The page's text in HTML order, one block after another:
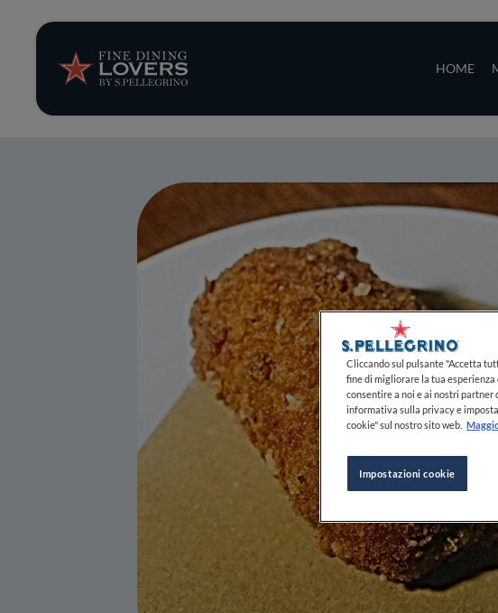
HOME
Storie e tendenze
Ricette
Trucchi e consigli
Serie
Cliccando sul pulsante "Accetta
fine di migliorare la tua
consentire a noi e ai nostri
informativa sulla privacy e
cookie" sul nostro sito web.
Impostazioni cookie